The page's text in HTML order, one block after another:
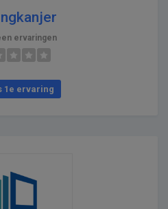
ervaringen
1e ervaring